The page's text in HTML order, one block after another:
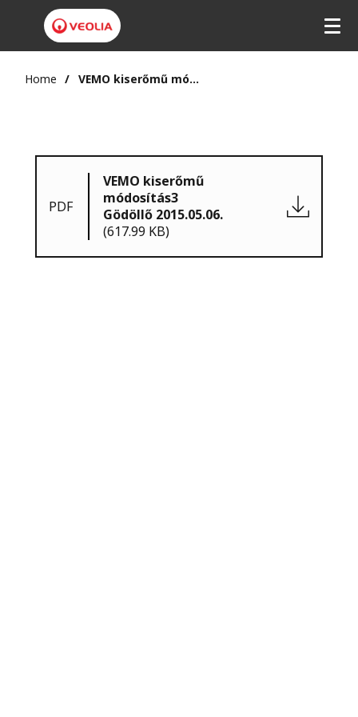
Home VEMO kiserőmű módosítás3 Gödöllő 2015.05.06.
PDF
VEMO kiserőmű
módosítás3
Gödöllő 2015.05.06.
(617.99 KB)